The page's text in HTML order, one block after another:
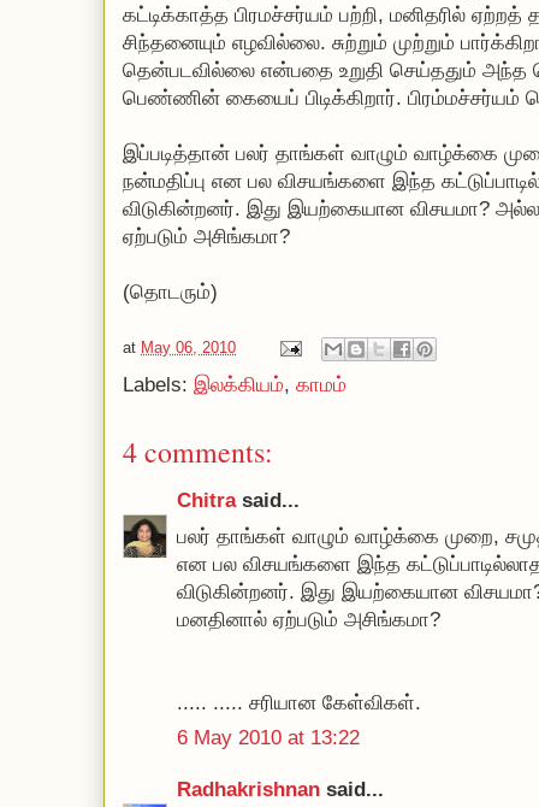
கட்டிக்காத்த பிரமச்சர்யம் பற்றி, மனிதரில் ஏற்றத்
சிந்தனையும் எழவில்லை. சுற்றும் முற்றும்
தென்படவில்லை என்பதை உறுதி செய்ததும்
பெண்ணின் கையைப் பிடிக்கிறார். பிரம்மச்சர்யம்
இப்படித்தான் பலர் தாங்கள் வாழும் வாழ்க்கை
நன்மதிப்பு என பல விசயங்களை இந்த
விடுகின்றனர். இது இயற்கையான விசயமா?
ஏற்படும் அசிங்கமா?
(தொடரும்)
at May 06, 2010
Labels: இலக்கியம், காமம்
4 comments:
Chitrasaid...
பலர் தாங்கள் வாழும் வாழ்க்கை முறை,
என பல விசயங்களை இந்த கட்டுப்பாடில்லாத
விடுகின்றனர். இது இயற்கையான
மனதினால் ஏற்படும் அசிங்கமா?
..... ..... சரியான கேள்விகள்.
6 May 2010 at 13:22
Radhakrishnan said...